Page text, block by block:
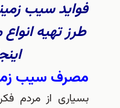
فوايد سيب
طرز تهيه
مصرف سيب
بسیاری از مردم